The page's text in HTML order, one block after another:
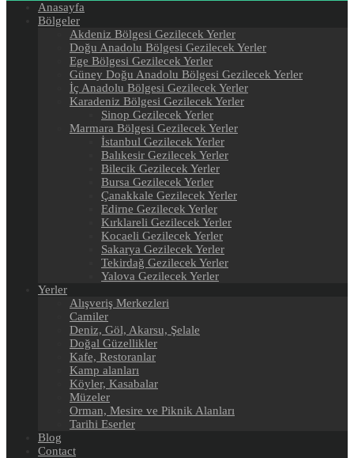
Anasayfa
Bölgeler
Akdeniz Bölgesi Gezilecek Yerler
Doğu Anadolu Bölgesi Gezilecek Yerler
Ege Bölgesi Gezilecek Yerler
Güney Doğu Anadolu Bölgesi Gezilecek Yerler
İç Anadolu Bölgesi Gezilecek Yerler
Karadeniz Bölgesi Gezilecek Yerler
Sinop Gezilecek Yerler
Marmara Bölgesi Gezilecek Yerler
İstanbul Gezilecek Yerler
Balıkesir Gezilecek Yerler
Bilecik Gezilecek Yerler
Bursa Gezilecek Yerler
Çanakkale Gezilecek Yerler
Edirne Gezilecek Yerler
Kırklareli Gezilecek Yerler
Kocaeli Gezilecek Yerler
Sakarya Gezilecek Yerler
Tekirdağ Gezilecek Yerler
Yalova Gezilecek Yerler
Yerler
Alışveriş Merkezleri
Camiler
Deniz, Göl, Akarsu, Şelale
Doğal Güzellikler
Kafe, Restoranlar
Kamp alanları
Köyler, Kasabalar
Müzeler
Orman, Mesire ve Piknik Alanları
Tarihi Eserler
Blog
Contact